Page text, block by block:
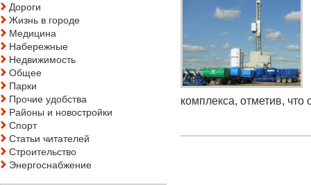
комплекса, отметив, что
Дороги
Жизнь в городе
Медицина
Набережные
Недвижимость
Общее
Парки
Прочие удобства
Районы и новостройки
Спорт
Статьи читателей
Строительство
Энергоснабжение